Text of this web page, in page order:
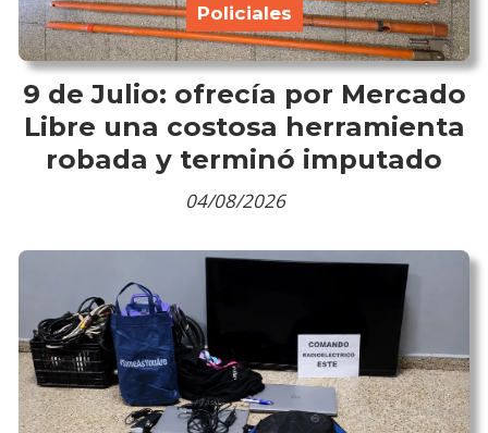
9 de Julio: ofrecía por Mercado
Libre una costosa herramienta
robada y terminó imputado
Policiales
04/08/2026